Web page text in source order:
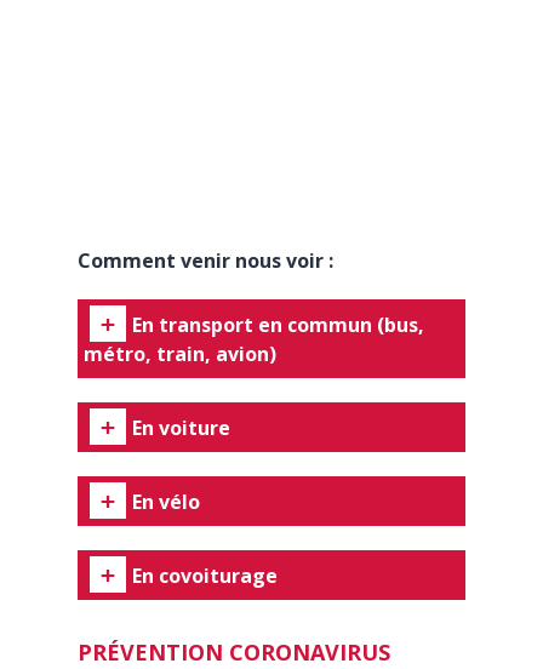
Comment venir nous voir :
En transport en commun (bus,
métro, train, avion)
En voiture
En vélo
En covoiturage
PRÉVENTION CORONAVIRUS